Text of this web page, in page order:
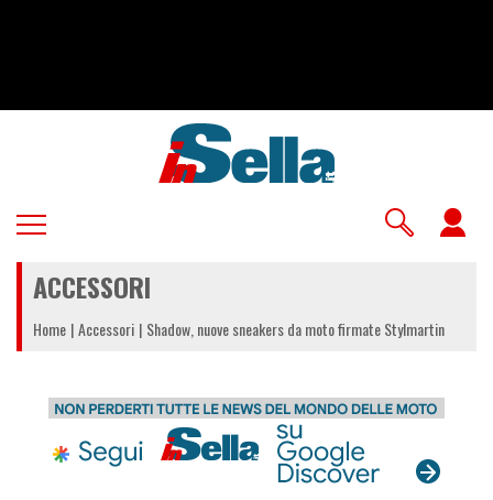
ACCESSORI
Home Accessori Shadow, nuove sneakers da moto firmate Stylmartin